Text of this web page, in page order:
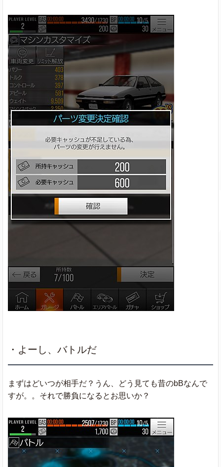
・よーし、バトルだ
まずはどいつが相手だ？うん、どう見ても昔のbBなんで
すが。。それで勝負になるとお思いか？